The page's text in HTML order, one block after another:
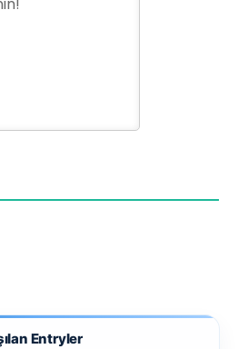
Entryler